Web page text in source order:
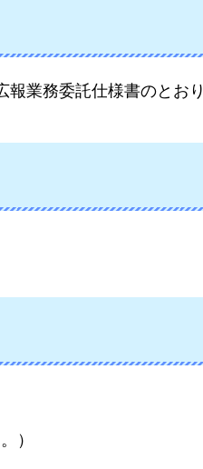
業務委託仕様書のとおり
）